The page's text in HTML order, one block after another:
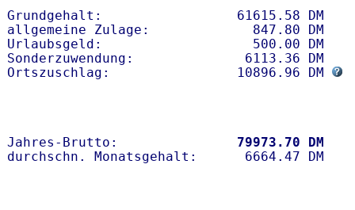
Grundgehalt:                 61615.58 DM
allgemeine Zulage:             847.80 DM
Urlaubsgeld:                   500.00 DM
Sonderzuwendung:              6113.36 DM
Ortszuschlag:                10896.96 DM
Jahres-Brutto: 79973.70 DM